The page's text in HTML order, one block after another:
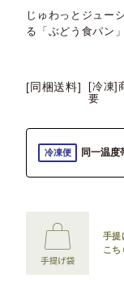
じゅわっとジュー
る「ぶどう食パン」
[同梱送料]
[冷凍]
要
冷凍便 同一温度
手提
こち